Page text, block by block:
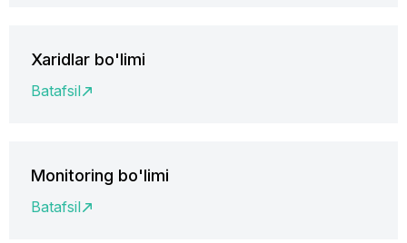
Xaridlar bo'limi
Batafsil
Monitoring bo'limi
Batafsil